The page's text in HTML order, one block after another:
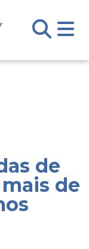
de
de